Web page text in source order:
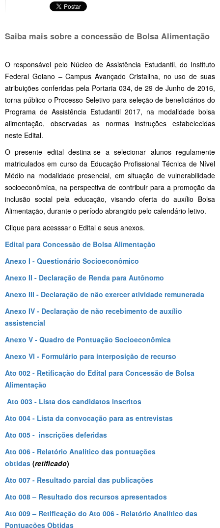
Saiba mais sobre a concessão de Bolsa Alimentação
O responsável pelo Núcleo de Assistência Estudantil, do Instituto
Federal Goiano – Campus Avançado Cristalina, no uso de suas
atribuições conferidas pela Portaria 034, de 29 de Junho de 2016,
torna público o Processo Seletivo para seleção de beneficiários do
Programa de Assistência Estudantil 2017, na modalidade bolsa
alimentação, observadas as normas instruções estabelecidas
neste Edital.
O presente edital destina-se a selecionar alunos regulamente
matriculados em curso da Educação Profissional Técnica de Nível
Médio na modalidade presencial, em situação de vulnerabilidade
socioeconômica, na perspectiva de contribuir para a promoção da
inclusão social pela educação, visando oferta do auxílio Bolsa
Alimentação, durante o período abrangido pelo calendário letivo.
Clique para acesssar o Edital e seus anexos.
Edital para Concessão de Bolsa Alimentação
Anexo I - Questionário Socioeconômico
Anexo II - Declaração de Renda para Autônomo
Anexo III - Declaração de não exercer atividade remunerada
Anexo IV - Declaração de não recebimento de auxílio
assistencial
Anexo V - Quadro de Pontuação Socioeconômica
Anexo VI - Formulário para interposição de recurso
Ato 002 - Retificação do Edital para Concessão de Bolsa
Alimentação
Ato 003 - Lista dos candidatos inscritos
Ato 004 - Lista da convocação para as entrevistas
Ato 005 - inscrições deferidas
Ato 006 - Relatório Analítico das pontuações
obtidas (retificado)
Ato 007 - Resultado parcial das publicações
Ato 008 – Resultado dos recursos apresentados
Ato 009 – Retificação do Ato 006 - Relatório Analítico das
Pontuações Obtidas